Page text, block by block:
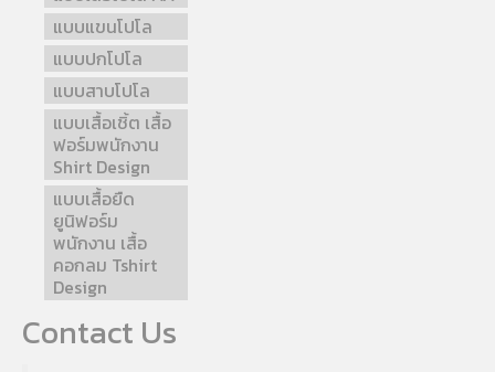
แบบแขนโปโล
แบบปกโปโล
แบบสาบโปโล
แบบเสื้อเชิ้ต เสื้อ
ฟอร์มพนักงาน
Shirt Design
แบบเสื้อยืด
ยูนิฟอร์ม
พนักงาน เสื้อ
คอกลม Tshirt
Design
Contact Us